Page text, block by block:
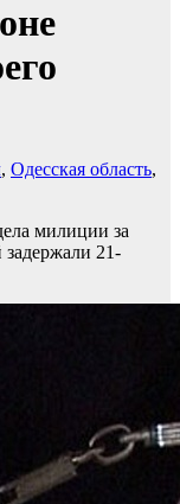
, Одесская область,
милиции за
21-